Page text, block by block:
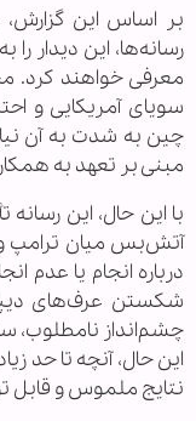
بر اساس این
رسانه‌ها، این دیدار
معرفی خواهند کرد.
سویای آمریکایی و
چین به شدت به آن
مبنی بر تعهد به
با این حال، این رسانه
آتش‌بس میان ترامپ و
درباره انجام یا عدم
شکستن عرف‌های
چشم‌انداز نامطلوب،
این حال، آنچه تا حد
نتایج ملموس و قابل